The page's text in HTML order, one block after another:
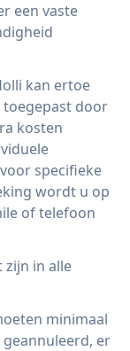
een vaste
kan ertoe
door
kosten
specifieke
wordt u op
of telefoon
zijn in alle
minimaal
er